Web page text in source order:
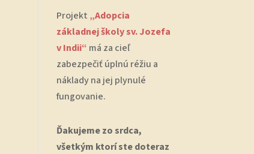
Projekt „Adopcia
základnej školy sv. Jozefa
v Indii“ má za cieľ
zabezpečiť úplnú réžiu a
náklady na jej plynulé
fungovanie.
Ďakujeme zo srdca,
všetkým ktorí ste doteraz